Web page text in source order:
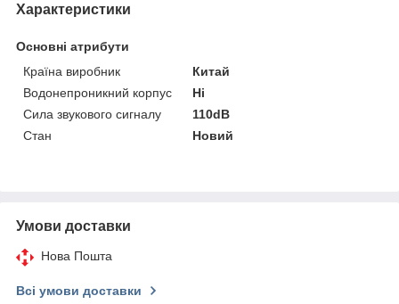
Характеристики
Основні атрибути
Країна виробник
Китай
Водонепроникний корпус
Ні
Сила звукового сигналу
110dB
Стан
Новий
Умови доставки
Нова Пошта
Всі умови доставки